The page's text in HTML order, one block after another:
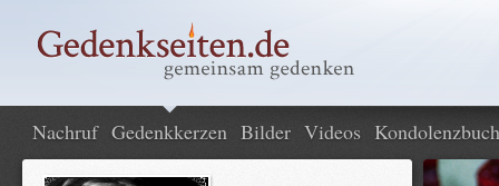
Nachruf Gedenkkerzen Bilder Videos Kondolenzbuch